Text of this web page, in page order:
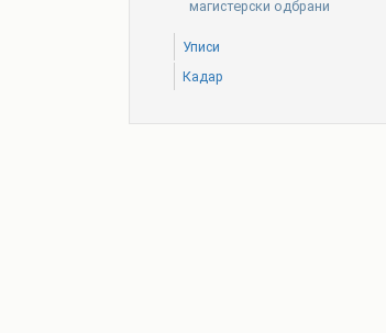
магистерски одбрани
Уписи
Кадар